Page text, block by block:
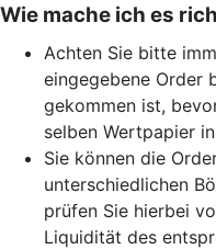
Wie mache ich es
Achten Sie bitte
eingegebene Order
gekommen ist,
selben Wertpapier
Sie können die
unterschiedlichen
prüfen Sie hierbei
Liquidität des